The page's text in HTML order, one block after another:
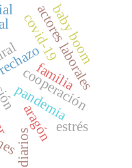
pandemia
covid-19
actores laborales
cooperación
aragón
baby boom
diarios
estrés
familia